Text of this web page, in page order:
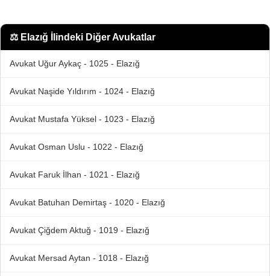
⚖️ Elazığ İlindeki Diğer Avukatlar
Avukat Uğur Aykaç - 1025 - Elazığ
Avukat Naşide Yıldırım - 1024 - Elazığ
Avukat Mustafa Yüksel - 1023 - Elazığ
Avukat Osman Uslu - 1022 - Elazığ
Avukat Faruk İlhan - 1021 - Elazığ
Avukat Batuhan Demirtaş - 1020 - Elazığ
Avukat Çiğdem Aktuğ - 1019 - Elazığ
Avukat Mersad Aytan - 1018 - Elazığ